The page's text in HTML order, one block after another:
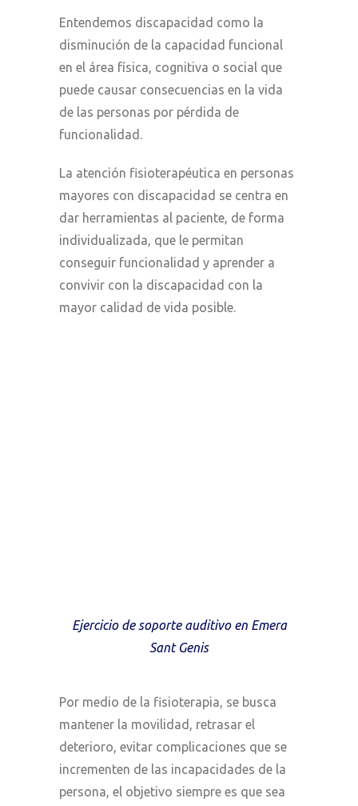
Entendemos discapacidad como la
disminución de la capacidad funcional
en el área física, cognitiva o social que
puede causar consecuencias en la vida
de las personas por pérdida de
funcionalidad.
La atención fisioterapéutica en personas
mayores con discapacidad se centra en
dar herramientas al paciente, de forma
individualizada, que le permitan
conseguir funcionalidad y aprender a
convivir con la discapacidad con la
mayor calidad de vida posible.
Ejercicio de soporte auditivo en Emera
Sant Genis
Por medio de la fisioterapia, se busca
mantener la movilidad, retrasar el
deterioro, evitar complicaciones que se
incrementen de las incapacidades de la
persona, el objetivo siempre es que sea